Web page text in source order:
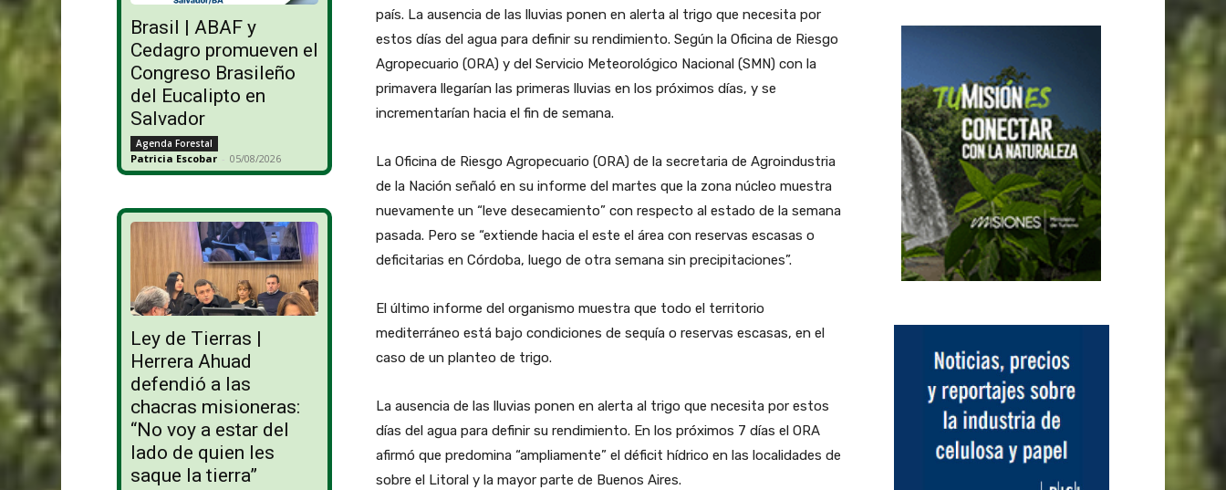
Brasil | ABAF y
Cedagro promueven el
Congreso Brasileño
del Eucalipto en
Salvador
Agenda Forestal
Patricia Escobar - 05/08/2026
Ley de Tierras |
Herrera Ahuad
defendió a las
chacras misioneras:
“No voy a estar del
lado de quien les
saque la tierra”
país. La ausencia de las lluvias ponen en alerta al trigo que necesita por
estos días del agua para definir su rendimiento. Según la Oficina de Riesgo
Agropecuario (ORA) y del Servicio Meteorológico Nacional (SMN) con la
primavera llegarían las primeras lluvias en los próximos días, y se
incrementarían hacia el fin de semana.
La Oficina de Riesgo Agropecuario (ORA) de la secretaria de Agroindustria
de la Nación señaló en su informe del martes que la zona núcleo muestra
nuevamente un “leve desecamiento” con respecto al estado de la semana
pasada. Pero se “extiende hacia el este el área con reservas escasas o
deficitarias en Córdoba, luego de otra semana sin precipitaciones”.
El último informe del organismo muestra que todo el territorio
mediterráneo está bajo condiciones de sequía o reservas escasas, en el
caso de un planteo de trigo.
La ausencia de las lluvias ponen en alerta al trigo que necesita por estos
días del agua para definir su rendimiento. En los próximos 7 días el ORA
afirmó que predomina “ampliamente” el déficit hídrico en las localidades de
sobre el Litoral y la mayor parte de Buenos Aires.